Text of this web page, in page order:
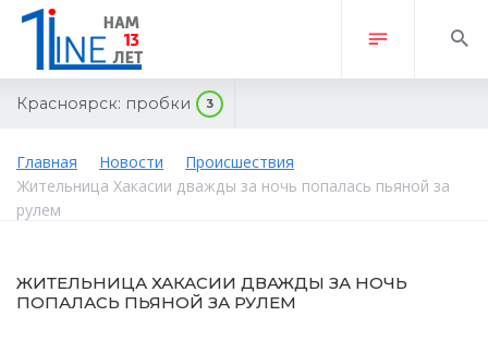
Красноярск: пробки 3
Главная Новости
Происшествия
Жительница Хакасии дважды за ночь попалась пьяной за
рулем
ЖИТЕЛЬНИЦА ХАКАСИИ ДВАЖДЫ ЗА НОЧЬ
ПОПАЛАСЬ ПЬЯНОЙ ЗА РУЛЕМ